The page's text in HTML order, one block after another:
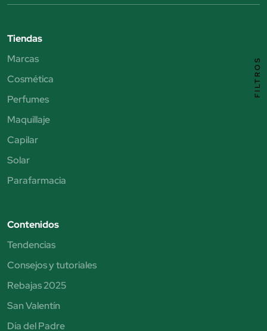
Tiendas
Marcas
Cosmética
Perfumes
Maquillaje
Capilar
Solar
Parafarmacia
Contenidos
Tendencias
Consejos y tutoriales
Rebajas 2025
San Valentín
Día del Padre
FILTROS